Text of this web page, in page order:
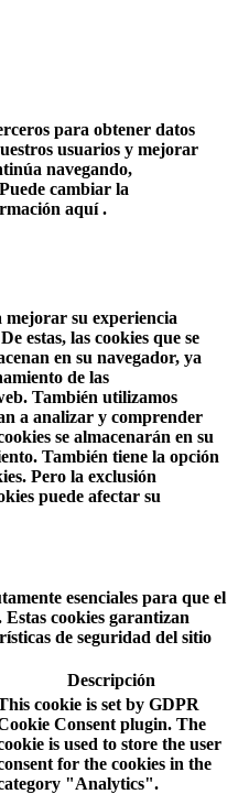
para obtener datos
usuarios y mejorar
navegando,
cambiar la
aquí .
mejorar su experiencia
estas, las cookies que se
en su navegador, ya
de las
También utilizamos
a analizar y comprender
se almacenarán en su
También tiene la opción
Pero la exclusión
puede afectar su
esenciales para que el
cookies garantizan
de seguridad del sitio
Descripción
cookie is set by GDPR
Consent plugin. The
is used to store the user
for the cookies in the
"Analytics".